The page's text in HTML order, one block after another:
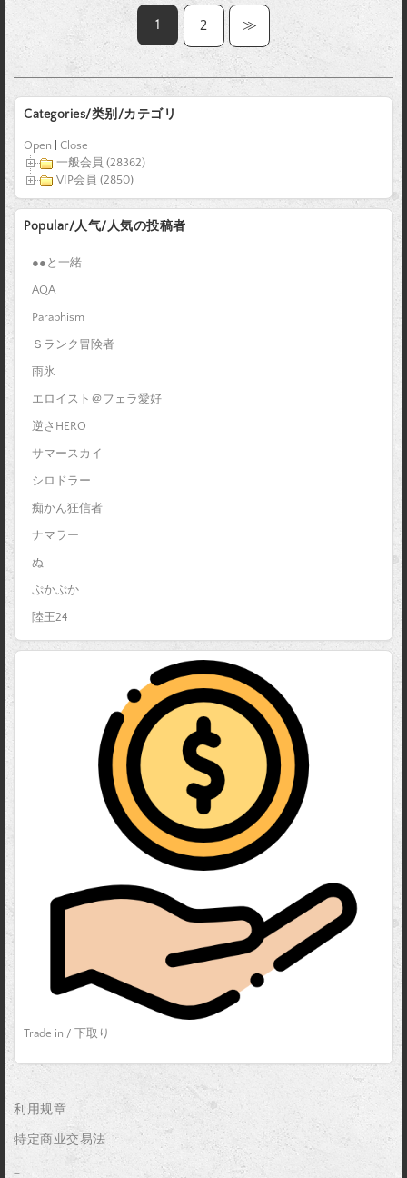
1 2 ≫
Categories/类别/カテゴリ
Open
Close
一般会員 (28362)
VIP会員 (2850)
Popular/人气/人気の投稿者
●●と一緒
AQA
Paraphism
Ｓランク冒険者
雨氷
エロイスト＠フェラ愛好
逆さHERO
サマースカイ
シロドラー
痴かん狂信者
ナマラー
ぬ
ぷかぷか
陸王24
Trade in / 下取り
利用规章
特定商业交易法
_